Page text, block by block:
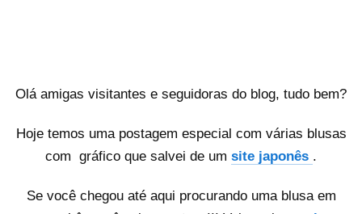
Olá amigas visitantes e seguidoras do blog, tudo bem?
Hoje temos uma postagem especial com várias blusas
com gráfico que salvei de um site japonês .
Se você chegou até aqui procurando uma blusa em